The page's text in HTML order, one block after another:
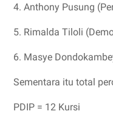
4. Anthony Pusung
5. Rimalda Tiloli
6. Masye
Sementara itu total
PDIP = 12 Kursi